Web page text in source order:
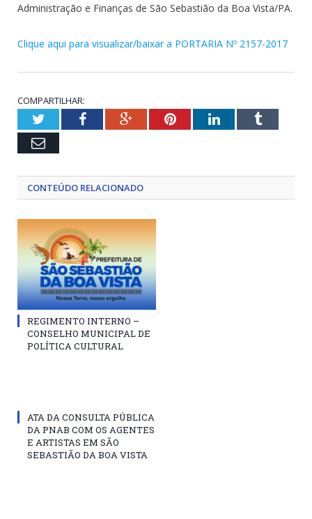
Administração e Finanças de São Sebastião da Boa Vista/PA.
Clique aqui para visualizar/baixar a PORTARIA Nº 2157-2017
COMPARTILHAR:
TwitterFacebookGoogle+PinterestLinkedInTumblr
Email
CONTEÚDO RELACIONADO
REGIMENTO INTERNO –
CONSELHO MUNICIPAL DE
POLÍTICA CULTURAL
ATA DA CONSULTA PÚBLICA
DA PNAB COM OS AGENTES
E ARTISTAS EM SÃO
SEBASTIÃO DA BOA VISTA